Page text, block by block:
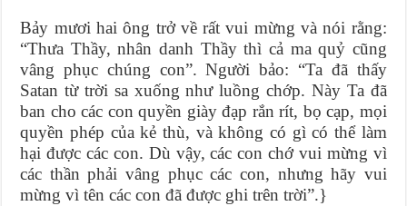
Bảy mươi hai ông trở về rất vui mừng và nói rằng:
“Thưa Thầy, nhân danh Thầy thì cả ma quỷ cũng
vâng phục chúng con”. Người bảo: “Ta đã thấy
Satan từ trời sa xuống như luồng chớp. Này Ta đã
ban cho các con quyền giày đạp rắn rít, bọ cạp, mọi
quyền phép của kẻ thù, và không có gì có thể làm
hại được các con. Dù vậy, các con chớ vui mừng vì
các thần phải vâng phục các con, nhưng hãy vui
mừng vì tên các con đã được ghi trên trời”.}